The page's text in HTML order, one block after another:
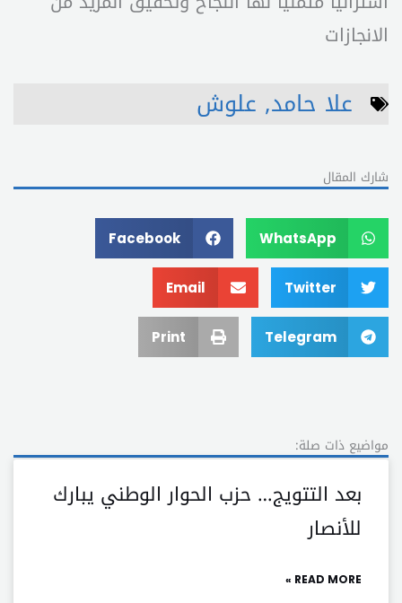
الانجازات
علا حامد, علوش
شارك المقال
WhatsApp
Facebook
Twitter
Email
Telegram
Print
مواضيع ذات صلة:
بعد التتويج… حزب الحوار الوطني يبارك
للأنصار
READ MORE »